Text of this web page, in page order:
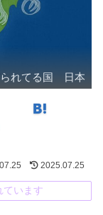
れてる国 日本
2025.07.25
ています